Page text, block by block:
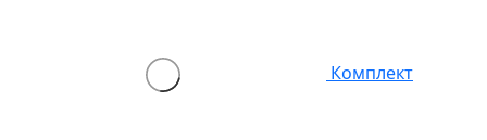
Комплект